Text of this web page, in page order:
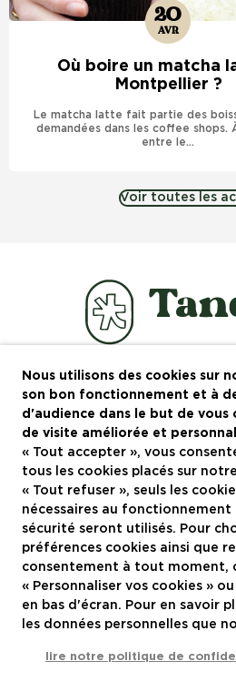
20
AVR
Où boire un matcha
Montpellier ?
Le matcha latte fait partie des
demandées dans les coffee shops.
entre le...
Voir toutes les
Le
Contactez-
Restaurants à
Nous
Nous utilisons des cookies sur
son bon fonctionnement et à
d'audience dans le but de vous
de visite améliorée et
« Tout accepter », vous
tous les cookies placés sur
« Tout refuser », seuls les
nécessaires au fonctionnement
sécurité seront utilisés. Pour
préférences cookies ainsi que
consentement à tout moment,
« Personnaliser vos cookies »
en bas d'écran. Pour en savoir
les données personnelles que
lire notre politique de